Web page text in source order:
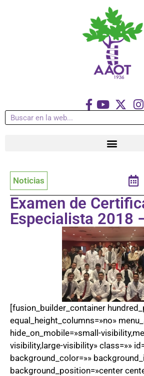
Noticias
Examen de
Especialista 2018
[fusion_builder_container
equal_height_columns=»no»
hide_on_mobile=»small-
visibility,large-visibility» class=»»
background_color=»»
background_position=»center